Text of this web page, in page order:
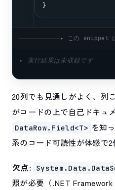
}
▸ この snippet は
▸ 実行結果は未収録です
20列でも見通しがよく、列
がコードの上で自己ドキュ
DataRow.Field<T> を知
系のコード可読性が体感で2
欠点:
照が必要（.NET